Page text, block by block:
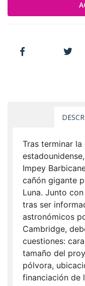
Tras terminar
Impey
cañón gigante
Luna. Junto
tras ser
astronómicos
Cambridge,
cuestiones:
tamaño del
pólvora,
financiación de